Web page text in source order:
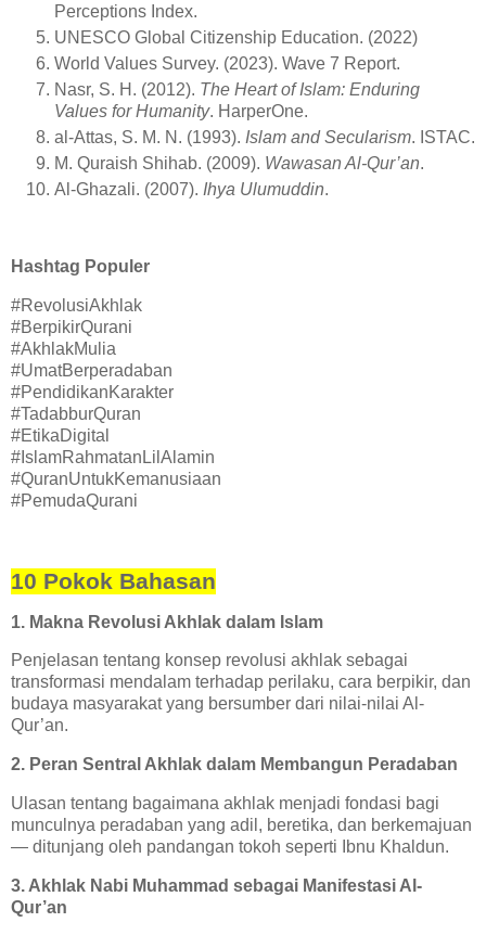
Perceptions Index.
UNESCO Global Citizenship Education. (2022)
World Values Survey. (2023). Wave 7 Report.
Nasr, S. H. (2012). The Heart of Islam: Enduring
Values for Humanity. HarperOne.
al-Attas, S. M. N. (1993). Islam and Secularism. ISTAC.
M. Quraish Shihab. (2009). Wawasan Al-Qur’an.
Al-Ghazali. (2007). Ihya Ulumuddin.
Hashtag Populer
#RevolusiAkhlak
#BerpikirQurani
#AkhlakMulia
#UmatBerperadaban
#PendidikanKarakter
#TadabburQuran
#EtikaDigital
#IslamRahmatanLilAlamin
#QuranUntukKemanusiaan
#PemudaQurani
10 Pokok Bahasan
1. Makna Revolusi Akhlak dalam Islam
Penjelasan tentang konsep revolusi akhlak sebagai
transformasi mendalam terhadap perilaku, cara berpikir, dan
budaya masyarakat yang bersumber dari nilai-nilai Al-
Qur’an.
2. Peran Sentral Akhlak dalam Membangun Peradaban
Ulasan tentang bagaimana akhlak menjadi fondasi bagi
munculnya peradaban yang adil, beretika, dan berkemajuan
— ditunjang oleh pandangan tokoh seperti Ibnu Khaldun.
3. Akhlak Nabi Muhammad sebagai Manifestasi Al-
Qur’an